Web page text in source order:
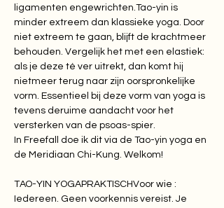
ligamenten engewrichten.Tao-yin is
minder extreem dan klassieke yoga. Door
niet extreem te gaan, blijft de krachtmeer
behouden. Vergelijk het met een elastiek:
als je deze té ver uitrekt, dan komt hij
nietmeer terug naar zijn oorspronkelijke
vorm. Essentieel bij deze vorm van yoga is
tevens deruime aandacht voor het
versterken van de psoas-spier.
In Freefall doe ik dit via de Tao-yin yoga en
de Meridiaan Chi-Kung. Welkom!
TAO-YIN YOGAPRAKTISCHVoor wie :
Iedereen. Geen voorkennis vereist. Je